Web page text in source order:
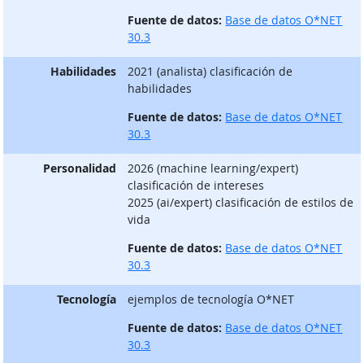
Fuente de datos: Base de datos O*NET
30.3
Habilidades
2021 (analista) clasificación de
habilidades
Fuente de datos: Base de datos O*NET
30.3
Personalidad
2026 (machine learning/expert)
clasificación de intereses
2025 (ai/expert) clasificación de estilos de
vida
Fuente de datos: Base de datos O*NET
30.3
Tecnología
ejemplos de tecnología O*NET
Fuente de datos: Base de datos O*NET
30.3